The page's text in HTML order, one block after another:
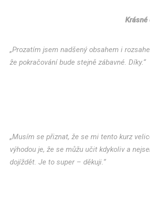
Krásné
„Prozatím jsem nadšený obsahem i
že pokračování bude stejně zábavné. Díky.“
„Musím se přiznat, že se mi tento kurz
výhodou je, že se můžu učit kdykoliv a
dojíždět. Je to super – děkuji.“